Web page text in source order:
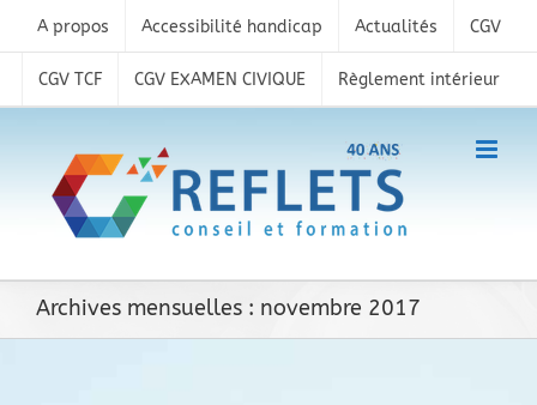
content
A propos Accessibilité handicap Actualités CGV
CGV TCF CGV EXAMEN CIVIQUE Règlement intérieur
Archives mensuelles : novembre 2017